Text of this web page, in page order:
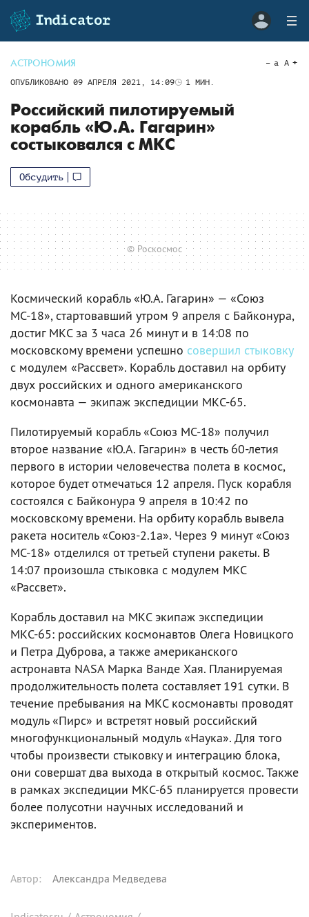
АСТРОНОМИЯ
ОПУБЛИКОВАНО 09 АПРЕЛЯ 2021, 14:09 1 МИН.
a A
Российский пилотируемый
корабль «Ю.А. Гагарин»
состыковался с МКС
Обсудить
© Роскосмос
Космический корабль «Ю.А. Гагарин» — «Союз
МС-18», стартовавший утром 9 апреля с Байконура,
достиг МКС за 3 часа 26 минут и в 14:08 по
московскому времени успешно совершил стыковку
с модулем «Рассвет». Корабль доставил на орбиту
двух российских и одного американского
космонавта — экипаж экспедиции МКС-65.
Пилотируемый корабль «Союз МС-18» получил
второе название «Ю.А. Гагарин» в честь 60-летия
первого в истории человечества полета в космос,
которое будет отмечаться 12 апреля. Пуск корабля
состоялся с Байконура 9 апреля в 10:42 по
московскому времени. На орбиту корабль вывела
ракета носитель «Союз-2.1а». Через 9 минут «Союз
МС-18» отделился от третьей ступени ракеты. В
14:07 произошла стыковка с модулем МКС
«Рассвет».
Корабль доставил на МКС экипаж экспедиции
МКС-65: российских космонавтов Олега Новицкого
и Петра Дуброва, а также американского
астронавта NASA Марка Ванде Хая. Планируемая
продолжительность полета составляет 191 сутки. В
течение пребывания на МКС космонавты проводят
модуль «Пирс» и встретят новый российский
многофункциональный модуль «Наука». Для того
чтобы произвести стыковку и интеграцию блока,
они совершат два выхода в открытый космос. Также
в рамках экспедиции МКС-65 планируется провести
более полусотни научных исследований и
экспериментов.
Автор: Александра Медведева